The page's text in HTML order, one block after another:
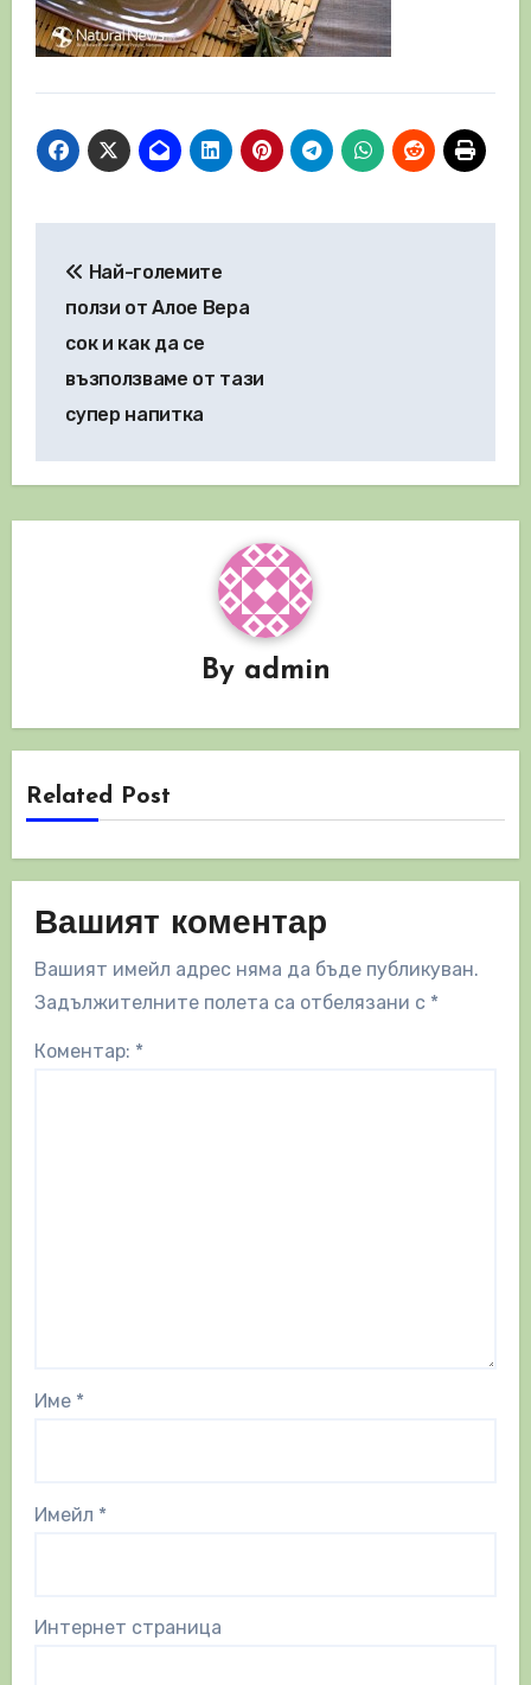
Най-големите
ползи от Алое Вера
сок и как да се
възползваме от тази
супер напитка
By admin
Related Post
Вашият коментар
Вашият имейл адрес няма да бъде публикуван.
Задължителните полета са отбелязани с *
Коментар: *
Име *
Имейл *
Интернет страница